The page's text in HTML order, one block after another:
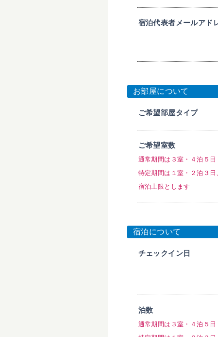
宿泊代表者メールアド
お部屋について
ご希望部屋タイプ
ご希望室数
通常期間は３室・４泊５日
特定期間は１室・２泊３
宿泊上限とします
宿泊について
チェックイン日
泊数
通常期間は３室・４泊５日